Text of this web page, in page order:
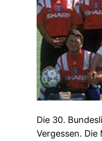
Die 30.
Vergessen.